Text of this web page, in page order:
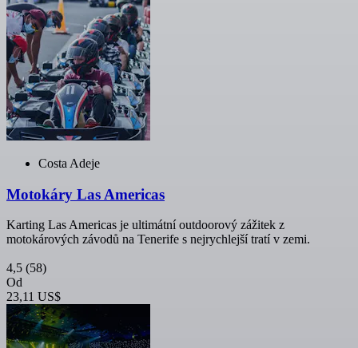
Costa Adeje
Motokáry Las Americas
Karting Las Americas je ultimátní outdoorový zážitek z
motokárových závodů na Tenerife s nejrychlejší tratí v zemi.
4,5 (58)
Od
23,11 US$